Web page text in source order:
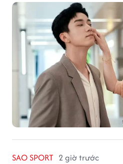
SAO SPORT 2 giờ trước